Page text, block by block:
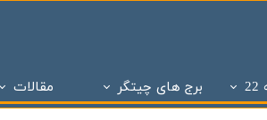
برج های چیتگر مقالات